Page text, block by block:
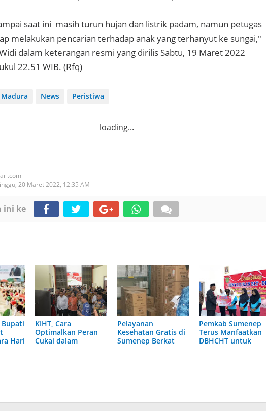
saat ini masih turun hujan dan listrik padam, namun petugas
melakukan pencarian terhadap anak yang terhanyut ke sungai,"
dalam keterangan resmi yang dirilis Sabtu, 19 Maret 2022
22.51 WIB. (Rfq)
Madura News Peristiwa
loading...
20 Maret 2022, 12:35 AM
ini ke
Hari
KIHT, Cara
Optimalkan Peran
Cukai dalam
Pengembangan
Pelayanan
Kesehatan Gratis di
Sumenep Berkat
Dana Cukai Hasil
Pemkab Sumenep
Terus Manfaatkan
DBHCHT untuk
Kesejahteraan